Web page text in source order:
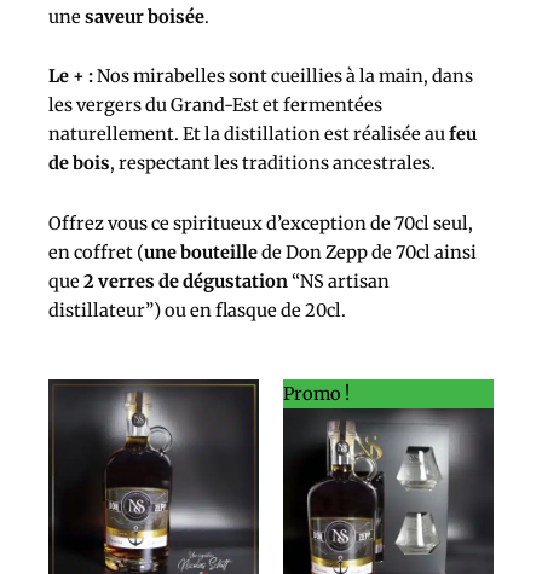
unesaveur boisée.
Le + :Nos mirabelles sont cueillies à la main, dans
les vergers du Grand-Est et fermentées
naturellement. Et la distillation est réalisée aufeu
de bois, respectant les traditions ancestrales.
Offrez vous ce spiritueux d’exception de 70cl seul,
encoffret (une bouteillede Don Zepp de 70cl ainsi
que2 verres de dégustation“NS artisan
distillateur”) ou en flasque de 20cl.
Promo !
prix
initial
était :
55,00 €.
prix
actuel
est :
52,00 €.